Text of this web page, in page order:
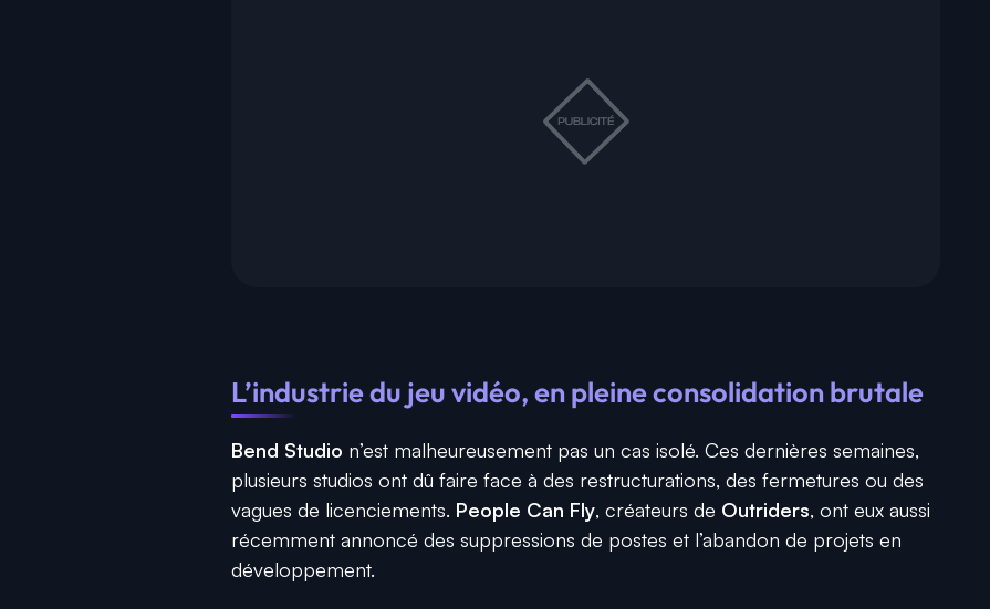
L’industrie du jeu vidéo, en pleine consolidation brutale
Bend Studio n’est malheureusement pas un cas isolé. Ces dernières semaines,
plusieurs studios ont dû faire face à des restructurations, des fermetures ou des
vagues de licenciements. People Can Fly, créateurs de Outriders, ont eux aussi
récemment annoncé des suppressions de postes et l’abandon de projets en
développement.